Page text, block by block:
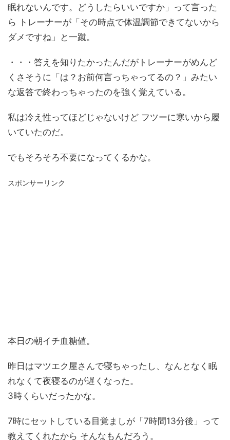
眠れないんです。どうしたらいいですか」って言った
ら トレーナーが「その時点で体温調節できてないから
ダメですね」と一蹴。
・・・答えを知りたかったんだがトレーナーがめんど
くさそうに「は？お前何言っちゃってるの？」みたい
な返答で終わっちゃったのを強く覚えている。
私は冷え性ってほどじゃないけど フツーに寒いから履
いていたのだ。
でもそろそろ不要になってくるかな。
スポンサーリンク
本日の朝イチ血糖値。
昨日はマツエク屋さんで寝ちゃったし、なんとなく眠
れなくて夜寝るのが遅くなった。
3時くらいだったかな。
7時にセットしている目覚ましが「7時間13分後」って
教えてくれたから そんなもんだろう。